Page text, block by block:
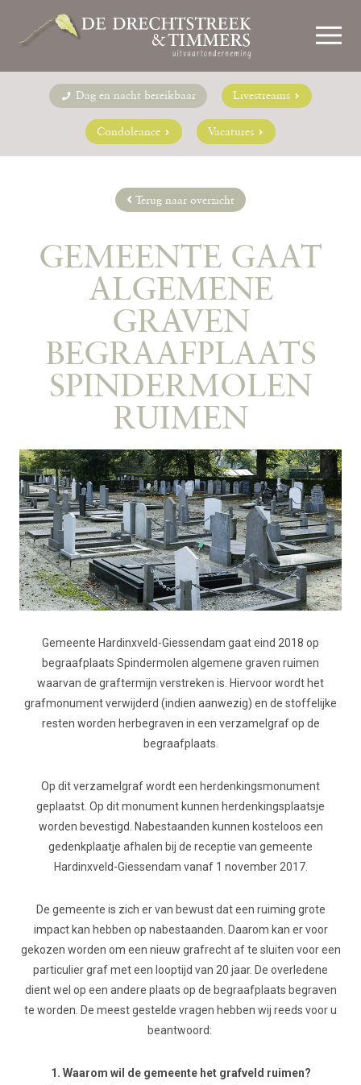
Dag en nacht bereikbaar Livestreams
Condoleance Vacatures
Terug naar overzicht
GEMEENTE GAAT
ALGEMENE
GRAVEN
BEGRAAFPLAATS
SPINDERMOLEN
RUIMEN
Gemeente Hardinxveld-Giessendam gaat eind 2018 op
begraafplaats Spindermolen algemene graven ruimen
waarvan de graftermijn verstreken is. Hiervoor wordt het
grafmonument verwijderd (indien aanwezig) en de stoffelijke
resten worden herbegraven in een verzamelgraf op de
begraafplaats.
Op dit verzamelgraf wordt een herdenkingsmonument
geplaatst. Op dit monument kunnen herdenkingsplaatsje
worden bevestigd. Nabestaanden kunnen kosteloos een
gedenkplaatje afhalen bij de receptie van gemeente
Hardinxveld-Giessendam vanaf 1 november 2017.
De gemeente is zich er van bewust dat een ruiming grote
impact kan hebben op nabestaanden. Daarom kan er voor
gekozen worden om een nieuw grafrecht af te sluiten voor een
particulier graf met een looptijd van 20 jaar. De overledene
dient wel op een andere plaats op de begraafplaats begraven
te worden. De meest gestelde vragen hebben wij reeds voor u
beantwoord:
1. Waarom wil de gemeente het grafveld ruimen?